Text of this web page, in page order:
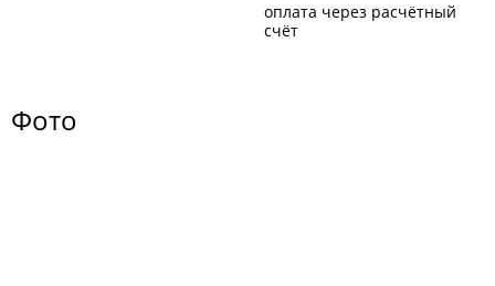
оплата через расчётный
счёт
Фото